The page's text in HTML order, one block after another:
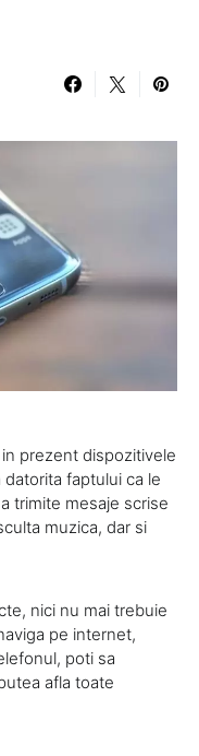
prezent dispozitivele
faptului ca le
trimite mesaje scrise
muzica, dar si
nici nu mai trebuie
pe internet,
poti sa
afla toate